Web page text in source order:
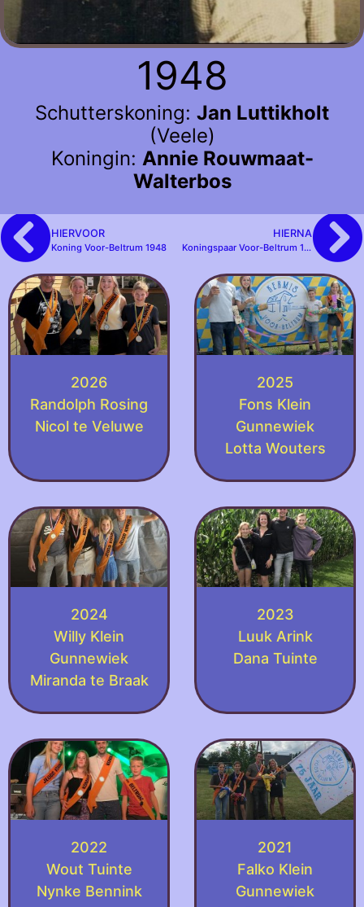
1948
Schutterskoning: Jan Luttikholt
(Veele)
Koningin: Annie Rouwmaat-
Walterbos
HIERVOOR
Koning Voor-Beltrum 1948
HIERNA
Koningspaar Voor-Beltrum 1949
2026
Randolph Rosing
Nicol te Veluwe
2025
Fons Klein
Gunnewiek
Lotta Wouters
2024
Willy Klein
Gunnewiek
Miranda te Braak
2023
Luuk Arink
Dana Tuinte
2022
Wout Tuinte
Nynke Bennink
2021
Falko Klein
Gunnewiek